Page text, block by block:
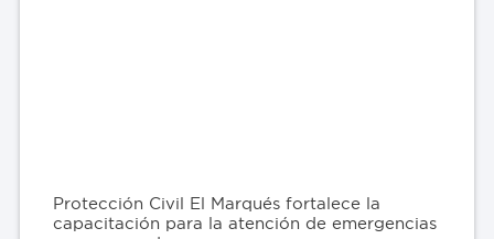
Protección Civil El Marqués fortalece la
capacitación para la atención de emergencias